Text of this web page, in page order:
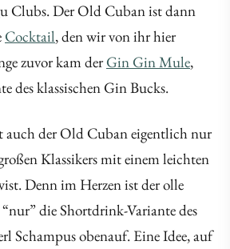
Clubs. Der Old Cuban ist dann
Cocktail, den wir von ihr hier
zuvor kam derGin Gin Mule,
des klassischen Gin Bucks.
auch der Old Cuban eigentlich nur
Klassikers mit einem leichten
Denn im Herzen ist der olle
die Shortdrink-Variante des
Schampus obenauf. Eine Idee, auf